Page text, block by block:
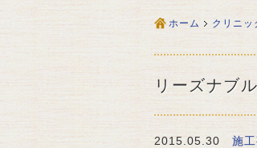
ホーム クリニッ
リーズナブ
2015.05.30 施工